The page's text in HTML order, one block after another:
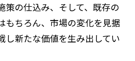
策の仕込み、そして、既存の
もちろん、市場の変化を見据
し新たな価値を生み出してい